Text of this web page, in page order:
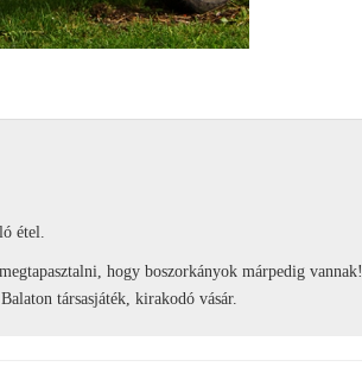
étel.
hogy boszorkányok márpedig vannak!
társasjáték, kirakodó vásár.